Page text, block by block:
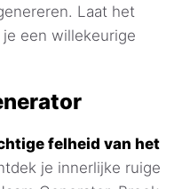
Laat het
een willekeurige
felheid van het
je innerlijke ruige